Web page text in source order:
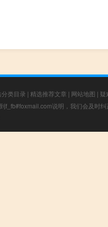
分类目录 | 精选推荐文章 | 网站地图 | 疑
f_fb#foxmail.com说明，我们会及时纠